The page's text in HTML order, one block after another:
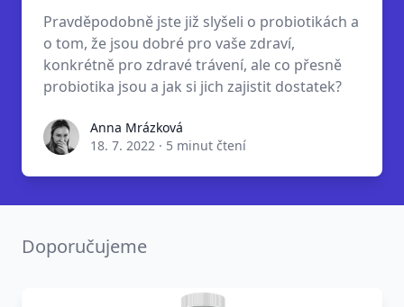
Pravděpodobně jste již slyšeli o probiotikách a
o tom, že jsou dobré pro vaše zdraví,
konkrétně pro zdravé trávení, ale co přesně
probiotika jsou a jak si jich zajistit dostatek?
Anna Mrázková
18. 7. 2022 · 5 minut čtení
Doporučujeme